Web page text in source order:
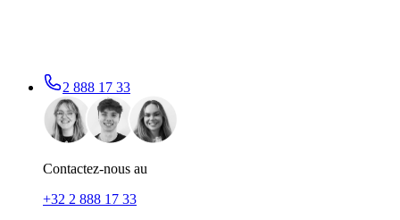
2 888 17 33
Contactez-nous au
+32 2 888 17 33